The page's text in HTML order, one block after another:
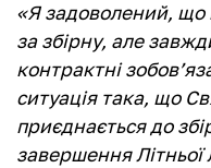
«Я задоволений, що
за збірну, але
контрактні
ситуація така, що
приєднається до
завершення